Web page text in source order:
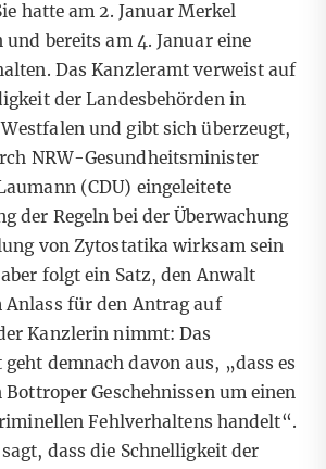
hatte am 2. Januar Merkel
und bereits am 4. Januar eine
Das Kanzleramt verweist auf
der Landesbehörden in
und gibt sich überzeugt,
NRW-Gesundheitsminister
(CDU) eingeleitete
der Regeln bei der Überwachung
von Zytostatika wirksam sein
folgt ein Satz, den Anwalt
Anlass für den Antrag auf
Kanzlerin nimmt: Das
demnach davon aus, „dass es
Bottroper Geschehnissen um einen
Fehlverhaltens handelt“.
dass die Schnelligkeit der